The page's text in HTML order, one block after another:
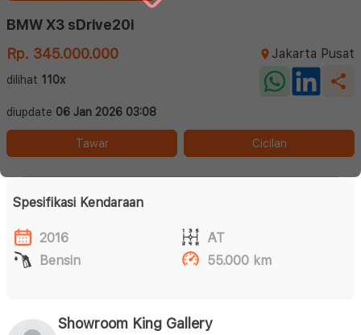
BMW X3 sDrive20i
Rp. 345.000.000
Jakarta Pusat
dilihat 110x
diupdate 06 Jan 2026 03:08
Tawar Cicilan
Spesifikasi Kendaraan
2016
AT
Bensin
55.000 km
Showroom King Gallery